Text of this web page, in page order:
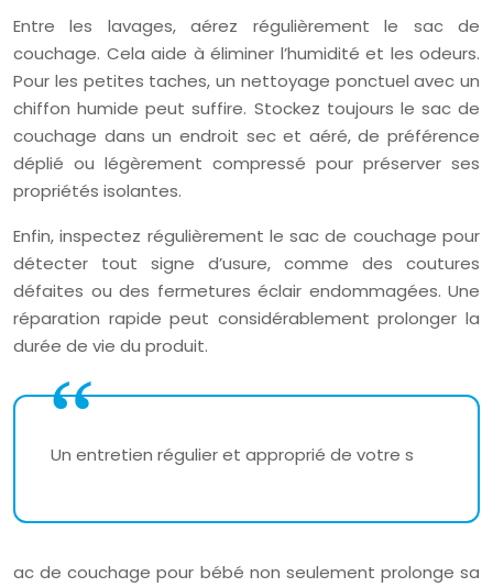
Entre les lavages, aérez régulièrement le sac de
couchage. Cela aide à éliminer l’humidité et les odeurs.
Pour les petites taches, un nettoyage ponctuel avec un
chiffon humide peut suffire. Stockez toujours le sac de
couchage dans un endroit sec et aéré, de préférence
déplié ou légèrement compressé pour préserver ses
propriétés isolantes.
Enfin, inspectez régulièrement le sac de couchage pour
détecter tout signe d’usure, comme des coutures
défaites ou des fermetures éclair endommagées. Une
réparation rapide peut considérablement prolonger la
durée de vie du produit.
Un entretien régulier et approprié de votre s
ac de couchage pour bébé non seulement prolonge sa